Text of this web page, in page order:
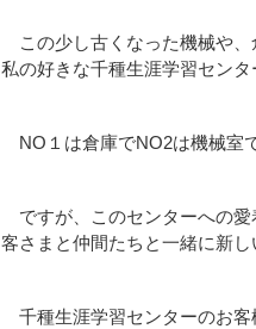
この少し古くなった機械や
私の好きな千種生涯学習センタ
NO１は倉庫でNO2は機械室
ですが、このセンターへの
客さまと仲間たちと一緒に新
千種生涯学習センターのお